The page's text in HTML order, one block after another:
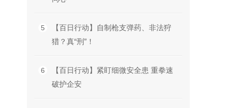
5
【百日行动】自制枪支弹药、非法狩
猎？真“刑”！
6
【百日行动】紧盯细微安全患 重拳速
破护企安